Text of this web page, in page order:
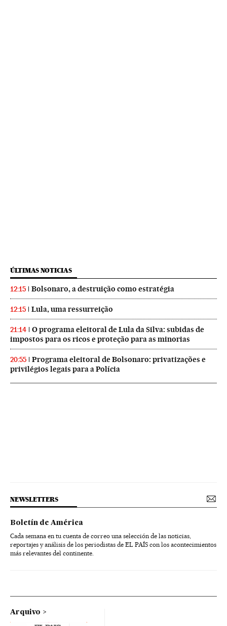
ÚLTIMAS NOTICIAS
12:15 Bolsonaro, a destruição como estratégia
12:15 Lula, uma ressurreição
21:14
O programa eleitoral de Lula da Silva: subidas de
impostos para os ricos e proteção para as minorias
20:55
Programa eleitoral de Bolsonaro: privatizações e
privilégios legais para a Polícia
NEWSLETTERS
Boletín de América
Cada semana en tu cuenta de correo una selección de las noticias,
reportajes y análisis de los periodistas de EL PAÍS con los acontecimientos
más relevantes del continente.
Arquivo